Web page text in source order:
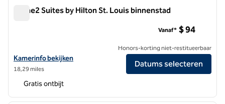
Home2 Suites by Hilton St. Louis binnenstad
Bekijk hoteldetails voor Home2 Suites by Hilton St. Louis Downtown
Kamerinfo bekijken
18,29 miles
Vanaf* $ 94
Honors-korting niet-restitueerbaar
Datums selecteren
Gratis ontbijt